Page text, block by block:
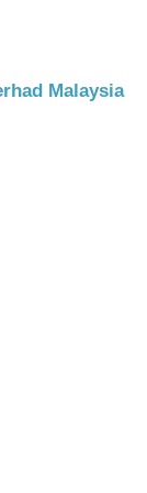
Malaysia